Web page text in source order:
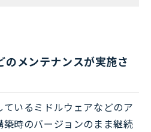
のメンテナンスが実施さ
いるミドルウェアなどのア
時のバージョンのまま継続